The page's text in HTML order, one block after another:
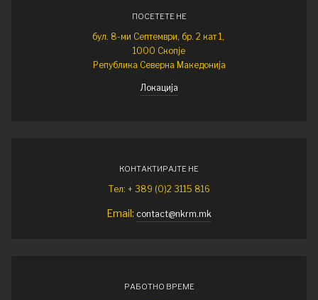
ПОСЕТЕТЕ НЕ
бул. 8-ми Септември, бр. 2 кат 1,
1000 Скопје
Република Северна Македонија
Локација
КОНТАКТИРАЈТЕ НЕ
Тел: + 389 (0)2 3115 816
Email: contact@nkrm.mk
РАБОТНО ВРЕМЕ